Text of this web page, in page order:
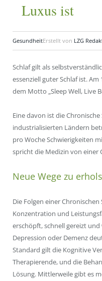
Luxus ist
Erstellt von LZG
Gesundheit
Schlaf gilt als
essenziell guter Schlaf ist.
dem Motto „Sleep Well, Live
Eine davon ist die
industrialisierten Ländern
pro Woche Schwierigkeiten
spricht die Medizin von einer
Neue Wege zu
Die Folgen einer
Konzentration und
erschöpft, schnell gereizt
Depression oder Demenz
Standard gilt die Kognitive
Therapierende, und die
Lösung. Mittlerweile gibt es